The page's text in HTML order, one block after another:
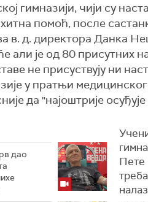
гимназији, чији су
помоћ, после
в. д. директора Данка
али је од 80 присутних
не присуствују ни
у пратњи
да "најоштрије
дао
Пете